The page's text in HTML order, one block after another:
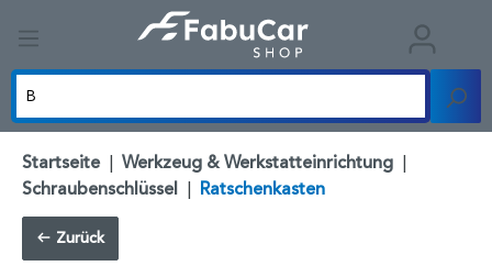
Startseite | Werkzeug & Werkstatteinrichtung |
Schraubenschlüssel | Ratschenkasten
Zurück